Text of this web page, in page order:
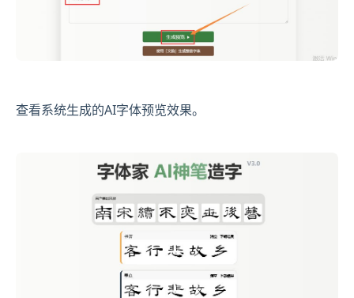
查看系统生成的AI字体预览效果。